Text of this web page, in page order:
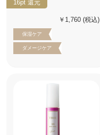
16pt 還元
￥1,760 (税込)
保湿ケア
ダメージケア